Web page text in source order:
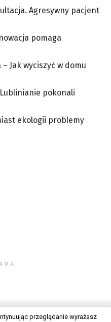
Agresywny pacjent
pomaga
Jak wyciszyć w domu
pokonali
ekologii problemy
przeglądanie wyrażasz